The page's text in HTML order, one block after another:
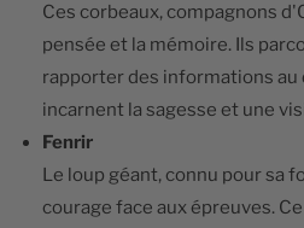
Ces corbeaux, compagnons
pensée et la mémoire. Ils
rapporter des informations au
incarnent la sagesse et une
Fenrir
Le loup géant, connu pour sa
courage face aux épreuves.